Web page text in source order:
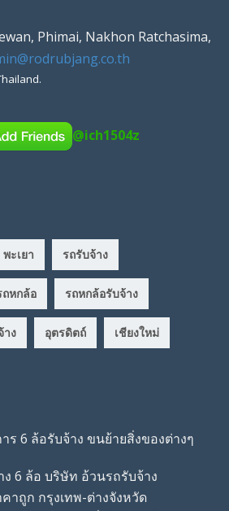
, Phimai, Nakhon Ratchasima,
@ich1504z
พะเยา รถรับจ้าง
ถหกล้อ รถหกล้อรับจ้าง
าง อุตรดิตถ์ เชียงใหม่
ร 6 ล้อรับจ้าง ขนย้ายสิ่งของต่างๆ
6 ล้อ บริษัท อ้วนรถรับจ้าง
าถูก กรุงเทพ-ต่างจังหวัด